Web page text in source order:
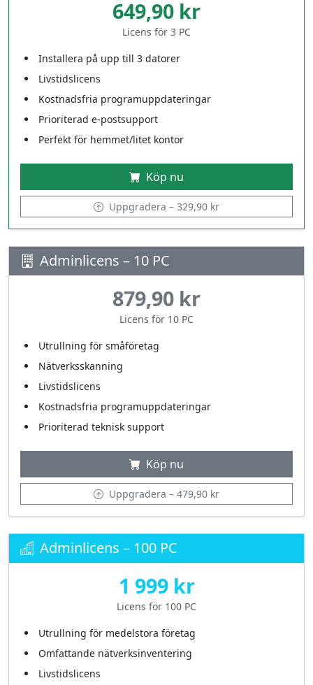
649,90 kr
Licens för 3 PC
Installera på upp till 3 datorer
Livstidslicens
Kostnadsfria programuppdateringar
Prioriterad e‑postsupport
Perfekt för hemmet/litet kontor
Köp nu
Uppgradera – 329,90 kr
Adminlicens – 10 PC
879,90 kr
Licens för 10 PC
Utrullning för småföretag
Nätverksskanning
Livstidslicens
Kostnadsfria programuppdateringar
Prioriterad teknisk support
Köp nu
Uppgradera – 479,90 kr
Adminlicens – 100 PC
1 999 kr
Licens för 100 PC
Utrullning för medelstora företag
Omfattande nätverks­inventering
Livstidslicens